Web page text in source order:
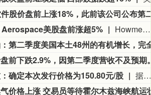
美股盘前涨超5%
Howmet Aerospace美股盘前涨超5%，现报306.0美元。
确定本次发行价格为150.80元/股
据宇树科技公告，经发行人和保荐人（主承销商）根据初步询价结果，综合评估公司合理投资价值、同行业上市公司估值水平、所属行业二级市场估值水平等方面，充分考虑网下投资者有效申购倍数、市场情况、募集资金需求及承销风险等因素，协商确定本次发行价格为150.80元/股，网下发行不再进行累计投标询价。